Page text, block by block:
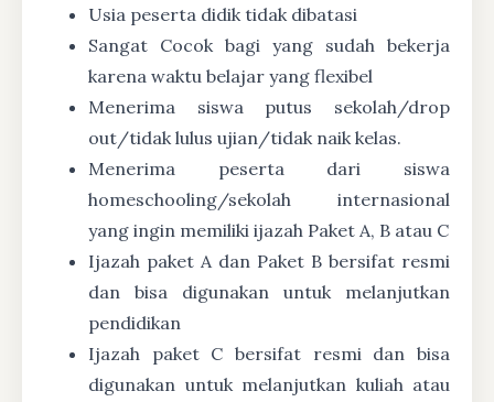
Usia peserta didik tidak dibatasi
Sangat Cocok bagi yang sudah bekerja
karena waktu belajar yang flexibel
Menerima siswa putus sekolah/drop
out/tidak lulus ujian/tidak naik kelas.
Menerima peserta dari siswa
homeschooling/sekolah internasional
yang ingin memiliki ijazah Paket A, B atau C
Ijazah paket A dan Paket B bersifat resmi
dan bisa digunakan untuk melanjutkan
pendidikan
Ijazah paket C bersifat resmi dan bisa
digunakan untuk melanjutkan kuliah atau